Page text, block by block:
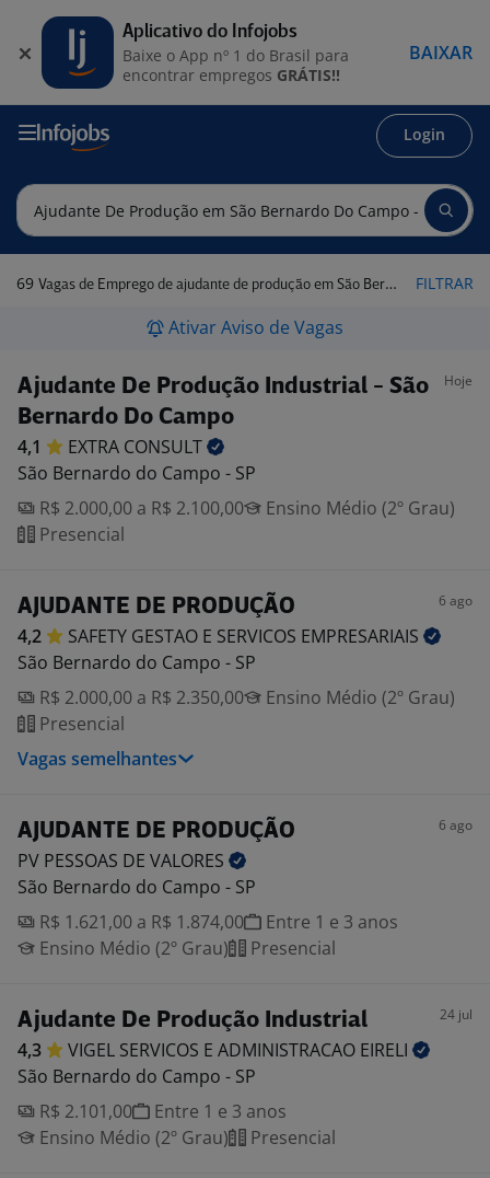
Login
69 Vagas de Emprego de ajudante de produção em São Bernardo do Campo - SP FILTRAR
Ativar Aviso de Vagas
Ajudante De Produção Industrial - São
Bernardo Do Campo
Hoje
4,1 EXTRA CONSULT
São Bernardo do Campo - SP
R$ 2.000,00 a R$ 2.100,00
Ensino Médio (2º Grau)
Presencial
AJUDANTE DE PRODUÇÃO 6 ago
4,2 SAFETY GESTAO E SERVICOS EMPRESARIAIS
São Bernardo do Campo - SP
R$ 2.000,00 a R$ 2.350,00
Ensino Médio (2º Grau)
Presencial
Vagas semelhantes
AJUDANTE DE PRODUÇÃO 6 ago
PV PESSOAS DE VALORES
São Bernardo do Campo - SP
R$ 1.621,00 a R$ 1.874,00
Entre 1 e 3 anos
Ensino Médio (2º Grau)
Presencial
Ajudante De Produção Industrial 24 jul
4,3 VIGEL SERVICOS E ADMINISTRACAO EIRELI
São Bernardo do Campo - SP
R$ 2.101,00
Entre 1 e 3 anos
Ensino Médio (2º Grau)
Presencial
Aplicativo do Infojobs
Baixe o App nº 1 do Brasil para
encontrar empregos GRÁTIS!!
BAIXAR